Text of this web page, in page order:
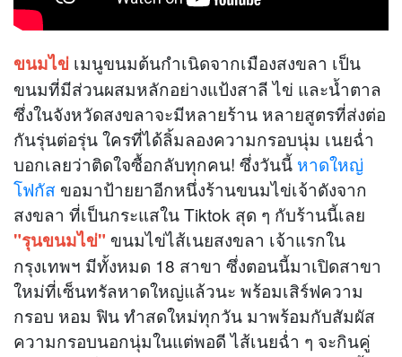
ขนมไข่ เมนูขนมต้นกำเนิดจากเมืองสงขลา เป็น
ขนมที่มีส่วนผสมหลักอย่างแป้งสาลี ไข่ และน้ำตาล
ซึ่งในจังหวัดสงขลาจะมีหลายร้าน หลายสูตรที่ส่งต่อ
กันรุ่นต่อรุ่น ใครที่ได้ลิ้มลองความกรอบนุ่ม เนยฉ่ำ
บอกเลยว่าติดใจซื้อกลับทุกคน! ซึ่งวันนี้ หาดใหญ่
โฟกัส ขอมาป้ายยาอีกหนึ่งร้านขนมไข่เจ้าดังจาก
สงขลา ที่เป็นกระแสใน Tiktok สุด ๆ กับร้านนี้เลย
"รุนขนมไข่" ขนมไข่ไส้เนยสงขลา เจ้าแรกใน
กรุงเทพฯ มีทั้งหมด 18 สาขา ซึ่งตอนนี้มาเปิดสาขา
ใหม่ที่เซ็นทรัลหาดใหญ่แล้วนะ พร้อมเสิร์ฟความ
กรอบ หอม ฟิน ทำสดใหม่ทุกวัน มาพร้อมกับสัมผัส
ความกรอบนอกนุ่มในแต่พอดี ไส้เนยฉ่ำ ๆ จะกินคู่